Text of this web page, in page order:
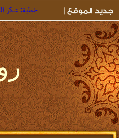
خطبة: شكر النعم وبعض